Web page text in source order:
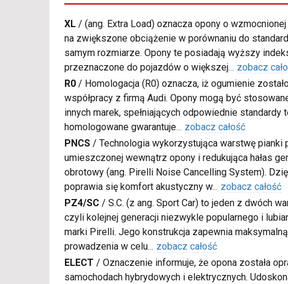
XL / (ang. Extra Load) oznacza opony o
na zwiększone obciążenie w porównaniu do
samym rozmiarze. Opony te posiadają wyższy
przeznaczone do pojazdów o większej... zobacz
R0 / Homologacja (R0) oznacza, iż ogumienie
współpracy z firmą Audi. Opony mogą być
innych marek, spełniających odpowiednie standardy
homologowane gwarantuje... zobacz całość
PNCS / Technologia wykorzystująca warstwę pianki
umieszczonej wewnątrz opony i redukująca hałas
obrotowy (ang. Pirelli Noise Cancelling System).
poprawia się komfort akustyczny w... zobacz całość
PZ4/SC / S.C. (z ang. Sport Car) to jeden z dwóch
czyli kolejnej generacji niezwykle popularnego i
marki Pirelli. Jego konstrukcja zapewnia
prowadzenia w celu... zobacz całość
ELECT / Oznaczenie informuje, że opona została
samochodach hybrydowych i elektrycznych.